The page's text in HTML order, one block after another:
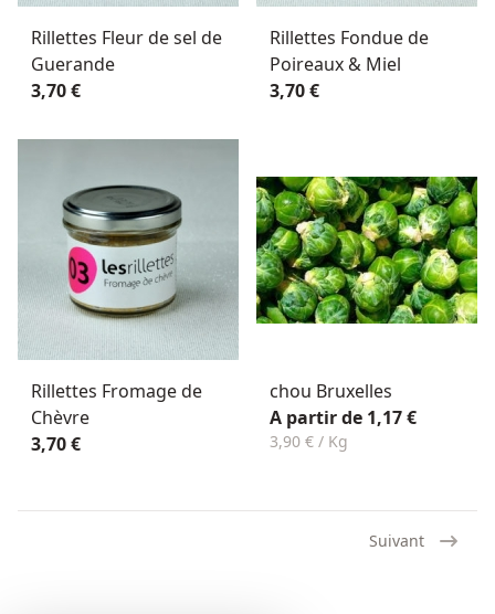
Rillettes Fleur de sel de
Guerande
3,70 €
Rillettes Fondue de
Poireaux & Miel
3,70 €
Rillettes Fromage de
Chèvre
3,70 €
chou Bruxelles
A partir de 1,17 €
3,90 € / Kg
Suivant